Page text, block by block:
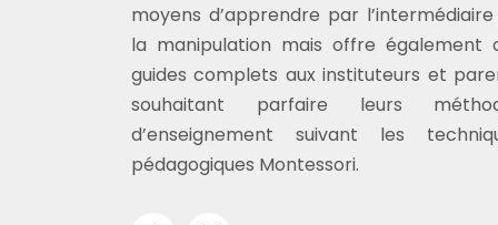
moyens d’apprendre par
la manipulation mais offre également
guides complets aux instituteurs et
souhaitant parfaire leurs
d’enseignement suivant les
pédagogiques Montessori.